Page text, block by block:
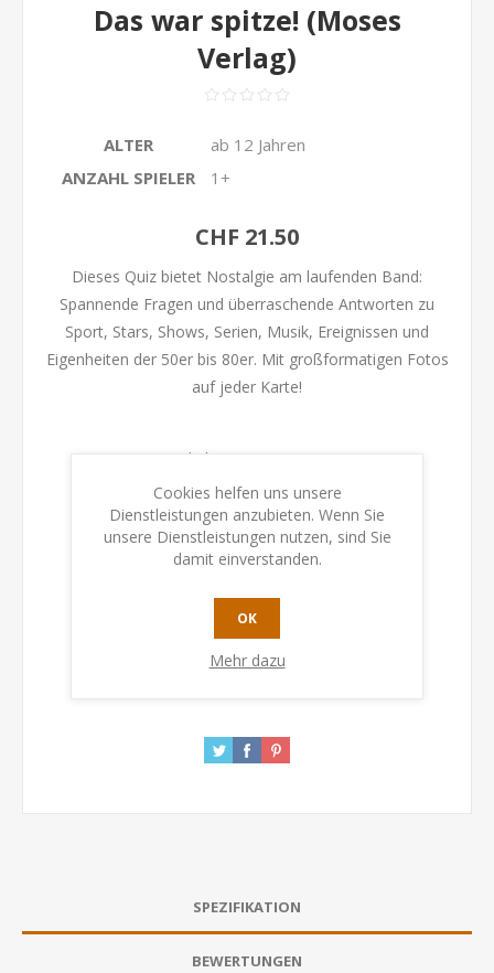
Das war spitze! (Moses
Verlag)
ALTER
ab 12 Jahren
ANZAHL SPIELER
1+
CHF 21.50
Dieses Quiz bietet Nostalgie am laufenden Band:
Spannende Fragen und überraschende Antworten zu
Sport, Stars, Shows, Serien, Musik, Ereignissen und
Eigenheiten der 50er bis 80er. Mit großformatigen Fotos
auf jeder Karte!
Artikelnummer:
GTIN: 9783964551016
Verfügbarkeit: Auf Lager
KAUFEN
SPEZIFIKATION
BEWERTUNGEN
Cookies helfen uns unsere
Dienstleistungen anzubieten. Wenn Sie
unsere Dienstleistungen nutzen, sind Sie
damit einverstanden.
OK
Mehr dazu